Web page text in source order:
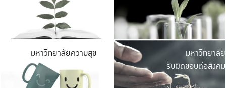
มีพื้นที่เขียวสดใส
เป็นป่าในเมือง เกษต
มหาวิทยาลัยความสุข มหาวิ
ค
เปิดประ
และพบเรื่องราวใ
มหาวิทยาลัย
รับผิดชอบต่อสังคม